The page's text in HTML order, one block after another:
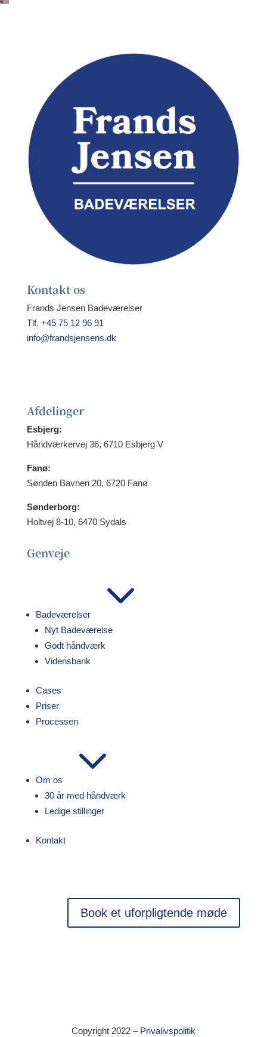
Kontakt os
Frands Jensen Badeværelser
Tlf. +45 75 12 96 91
info@frandsjensens.dk
Afdelinger
Esbjerg:
Håndværkervej 36, 6710 Esbjerg V
Fanø:
Sønden Bavnen 20, 6720 Fanø
Sønderborg:
Holtvej 8-10, 6470 Sydals
Genveje
Badeværelser 3
Nyt Badeværelse
Godt håndværk
Vidensbank
Cases
Priser
Processen
Om os 3
30 år med håndværk
Ledige stillinger
Kontakt
Book et uforpligtende møde
Copyright 2022 – Privalivspolitik